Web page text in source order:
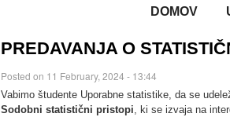
DOMOV
PREDAVANJA O
Posted on 11 February, 2024 - 13:44
Vabimo študente Uporabne statistike, da se
Sodobni statistični pristopi, ki se izvaja na